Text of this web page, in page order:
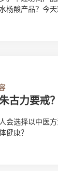
杨酸产品？今
古力要
会选择以中医
健康？